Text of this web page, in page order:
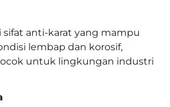
anti-karat yang mampu
lembap dan korosif,
untuk lingkungan industri